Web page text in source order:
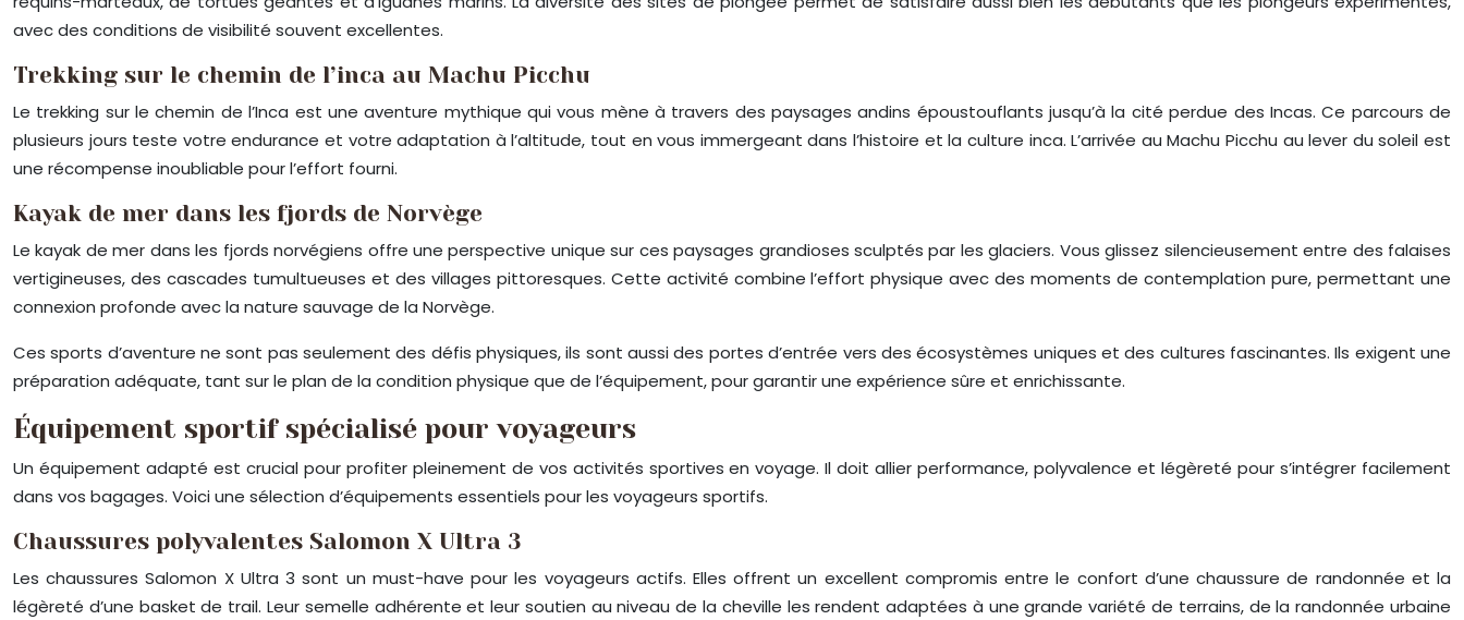
avec des conditions de visibilité souvent excellentes.
Trekking sur le chemin de l’inca au Machu Picchu
Le trekking sur le chemin de l’Inca est une aventure mythique qui vous mène à travers des paysages andins époustouflants jusqu’à la cité perdue des Incas. Ce parcours de
plusieurs jours teste votre endurance et votre adaptation à l’altitude, tout en vous immergeant dans l’histoire et la culture inca. L’arrivée au Machu Picchu au lever du soleil est
une récompense inoubliable pour l’effort fourni.
Kayak de mer dans les fjords de Norvège
Le kayak de mer dans les fjords norvégiens offre une perspective unique sur ces paysages grandioses sculptés par les glaciers. Vous glissez silencieusement entre des falaises
vertigineuses, des cascades tumultueuses et des villages pittoresques. Cette activité combine l’effort physique avec des moments de contemplation pure, permettant une
connexion profonde avec la nature sauvage de la Norvège.
Ces sports d’aventure ne sont pas seulement des défis physiques, ils sont aussi des portes d’entrée vers des écosystèmes uniques et des cultures fascinantes. Ils exigent une
préparation adéquate, tant sur le plan de la condition physique que de l’équipement, pour garantir une expérience sûre et enrichissante.
Équipement sportif spécialisé pour voyageurs
Un équipement adapté est crucial pour profiter pleinement de vos activités sportives en voyage. Il doit allier performance, polyvalence et légèreté pour s’intégrer facilement
dans vos bagages. Voici une sélection d’équipements essentiels pour les voyageurs sportifs.
Chaussures polyvalentes Salomon X Ultra 3
Les chaussures Salomon X Ultra 3 sont un must-have pour les voyageurs actifs. Elles offrent un excellent compromis entre le confort d’une chaussure de randonnée et la
légèreté d’une basket de trail. Leur semelle adhérente et leur soutien au niveau de la cheville les rendent adaptées à une grande variété de terrains, de la randonnée urbaine